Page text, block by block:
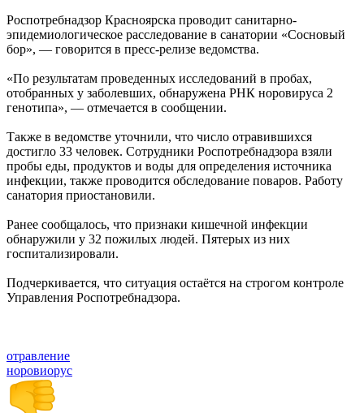
Роспотребнадзор Красноярска проводит санитарно-
эпидемиологическое расследование в санатории «Сосновый
бор», — говорится в пресс-релизе ведомства.
«По результатам проведенных исследований в пробах,
отобранных у заболевших, обнаружена РНК норовируса 2
генотипа», — отмечается в сообщении.
Также в ведомстве уточнили, что число отравившихся
достигло 33 человек. Сотрудники Роспотребнадзора взяли
пробы еды, продуктов и воды для определения источника
инфекции, также проводится обследование поваров. Работу
санатория приостановили.
Ранее сообщалось, что признаки кишечной инфекции
обнаружили у 32 пожилых людей. Пятерых из них
госпитализировали.
Подчеркивается, что ситуация остаётся на строгом контроле
Управления Роспотребнадзора.
отравление
норовиорус